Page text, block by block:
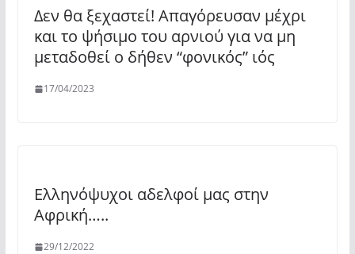
Δεν θα ξεχαστεί! Απαγόρευσαν μέχρι
και το ψήσιμο του αρνιού για να μη
μεταδοθεί ο δήθεν “φονικός” ιός
17/04/2023
Ελληνόψυχοι αδελφοί μας στην
Αφρική…..
29/12/2022